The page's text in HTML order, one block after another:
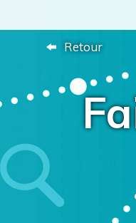
Retour